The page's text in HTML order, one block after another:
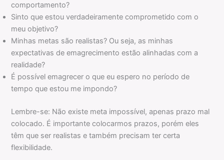
comportamento?
Sinto que estou verdadeiramente comprometido com o
meu objetivo?
Minhas metas são realistas? Ou seja, as minhas
expectativas de emagrecimento estão alinhadas com a
realidade?
É possível emagrecer o que eu espero no período de
tempo que estou me impondo?
Lembre-se: Não existe meta impossível, apenas prazo mal
colocado. É importante colocarmos prazos, porém eles
têm que ser realistas e também precisam ter certa
flexibilidade.